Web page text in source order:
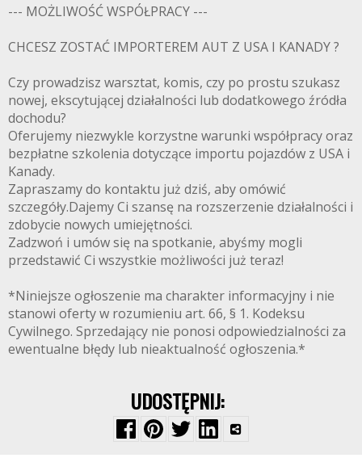
--- MOŻLIWOŚĆ WSPÓŁPRACY ---
CHCESZ ZOSTAĆ IMPORTEREM AUT Z USA I KANADY ?
Czy prowadzisz warsztat, komis, czy po prostu szukasz
nowej, ekscytującej działalności lub dodatkowego źródła
dochodu?
Oferujemy niezwykle korzystne warunki współpracy oraz
bezpłatne szkolenia dotyczące importu pojazdów z USA i
Kanady.
Zapraszamy do kontaktu już dziś, aby omówić
szczegóły.Dajemy Ci szansę na rozszerzenie działalności i
zdobycie nowych umiejętności.
Zadzwoń i umów się na spotkanie, abyśmy mogli
przedstawić Ci wszystkie możliwości już teraz!
*Niniejsze ogłoszenie ma charakter informacyjny i nie
stanowi oferty w rozumieniu art. 66, § 1. Kodeksu
Cywilnego. Sprzedający nie ponosi odpowiedzialności za
ewentualne błędy lub nieaktualność ogłoszenia.*
UDOSTĘPNIJ: